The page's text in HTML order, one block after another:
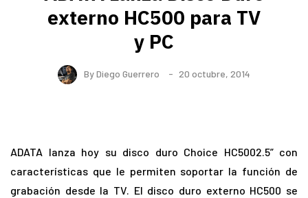
externo HC500 para TV
y PC
ByDiego Guerrero 20 octubre, 2014
ADATA lanza hoy su disco duro Choice HC5002.5” con
características que le permiten soportar la función de
grabación desde la TV. El disco duro externo HC500 se